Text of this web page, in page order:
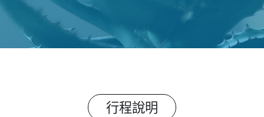
行程說明